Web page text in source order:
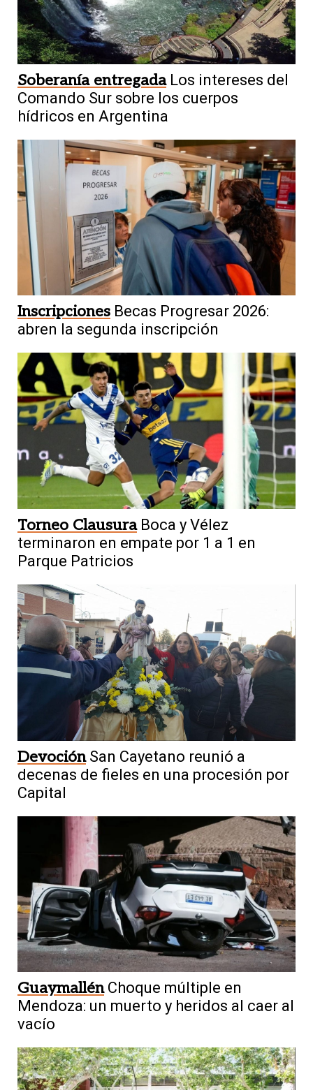
Soberanía entregada Los intereses del
Comando Sur sobre los cuerpos
hídricos en Argentina
Inscripciones Becas Progresar 2026:
abren la segunda inscripción
Torneo Clausura Boca y Vélez
terminaron en empate por 1 a 1 en
Parque Patricios
Devoción San Cayetano reunió a
decenas de fieles en una procesión por
Capital
Guaymallén Choque múltiple en
Mendoza: un muerto y heridos al caer al
vacío